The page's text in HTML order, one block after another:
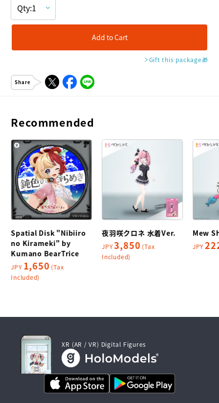
Add to Cart
Gift this package🎁
Share
Recommended
Spatial Disk "Nibiiro
no Kirameki" by
Kumano BearTrice
JPY 1,650 (Tax
Included)
夜羽咲クロネ 水着Ver.
JPY3,850 (Tax
Included)
Mew
JPY
XR (AR / VR) Digital Figures